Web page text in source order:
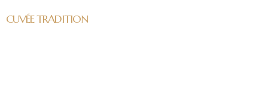
CUVÉE TRADITION